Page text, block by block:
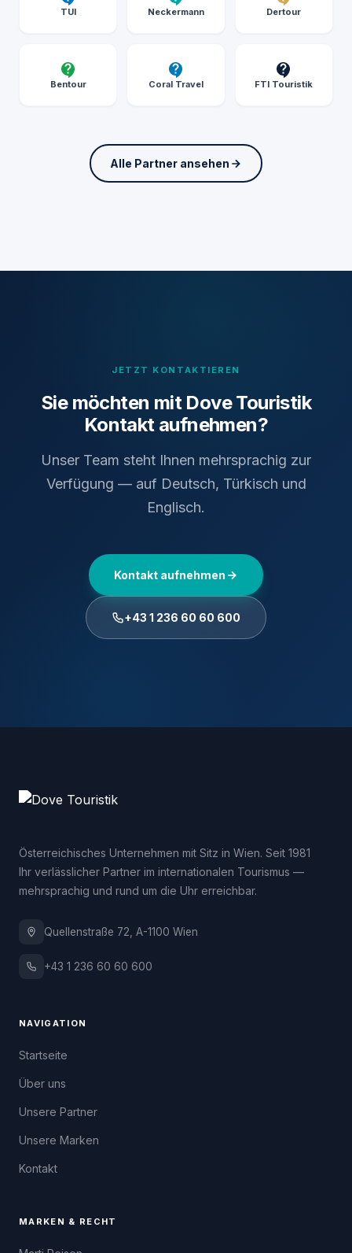
TUI Neckermann Dertour
Bentour Coral Travel FTI Touristik
Alle Partner ansehen
JETZT KONTAKTIEREN
Sie möchten mit Dove Touristik
Kontakt aufnehmen?
Unser Team steht Ihnen mehrsprachig zur
Verfügung — auf Deutsch, Türkisch und
Englisch.
Kontakt aufnehmen
+43 1 236 60 60 600
Österreichisches Unternehmen mit Sitz in Wien. Seit 1981
Ihr verlässlicher Partner im internationalen Tourismus —
mehrsprachig und rund um die Uhr erreichbar.
Quellenstraße 72, A-1100 Wien
+43 1 236 60 60 600
NAVIGATION
Startseite
Über uns
Unsere Partner
Unsere Marken
Kontakt
MARKEN & RECHT